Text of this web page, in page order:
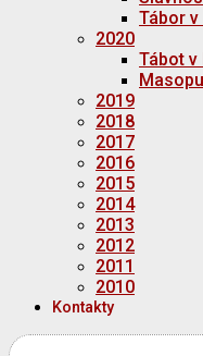
Tábor v
2020
Tábot v
2019
2018
2017
2016
2015
2014
2013
2012
2011
2010
Kontakty